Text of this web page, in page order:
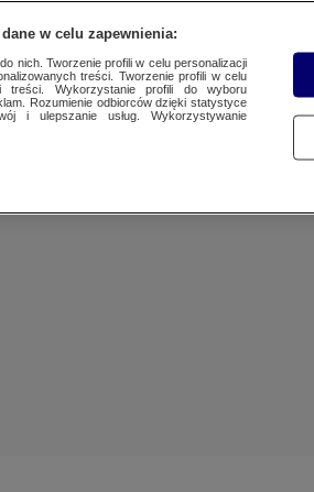
w celu zapewnienia:
nich. Tworzenie profili w celu personalizacji
treści. Tworzenie profili w celu
treści. Wykorzystanie profili do wyboru
Rozumienie odbiorców dzięki statystyce
i ulepszanie usług. Wykorzystywanie